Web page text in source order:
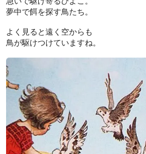
夢中で餌を探す鳥たち。
よく見ると遠く空からも
鳥が駆けつけていますね。